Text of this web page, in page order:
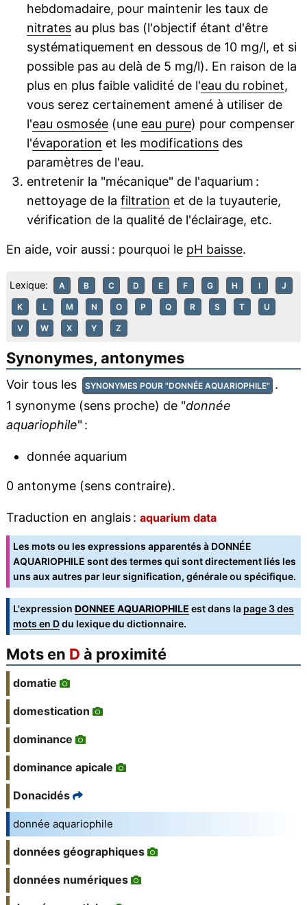
hebdomadaire, pour maintenir les taux de
nitratesau plus bas (l'objectif étant d'être
systématiquement en dessous de 10 mg/l, et si
possible pas au delà de 5 mg/l). En raison de la
plus en plus faible validité de l'eau du robinet,
vous serez certainement amené à utiliser de
l'eau osmosée(une eau pure) pour compenser
l'évaporation et les modificationsdes
paramètres de l'eau.
entretenir la "mécanique" de l'aquarium :
nettoyage de la filtration et de la tuyauterie,
vérification de la qualité de l'éclairage, etc.
En aide, voir aussi : pourquoi le pH baisse.
Lexique: A B C D E F G H I J
K L M N O P Q R S T U
V W X Y Z
Synonymes, antonymes
Voir tous les SYNONYMES POUR "DONNÉE AQUARIOPHILE" .
1 synonyme (sens proche) de "donnée
aquariophile" :
donnée aquarium
0 antonyme (sens contraire).
Traduction en anglais : aquarium data
Les mots ou les expressions apparentés à DONNÉE
AQUARIOPHILE sont des termes qui sont directement liés les
uns aux autres par leur signification, générale ou spécifique.
L'expression DONNEE AQUARIOPHILE est dans la page 3 des
mots en Ddu lexique du dictionnaire.
Mots en D à proximité
domatie
domestication
dominance
dominance apicale
Donacidés
donnée aquariophile
données géographiques
données numériques